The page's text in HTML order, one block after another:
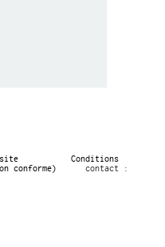
Conditions
conforme)
contact :